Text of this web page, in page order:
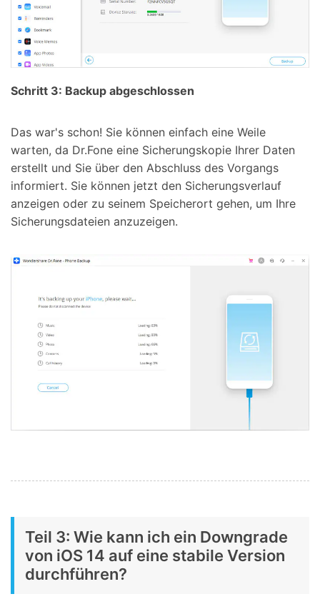
Schritt 3: Backup abgeschlossen
Das war's schon! Sie können einfach eine Weile
warten, da Dr.Fone eine Sicherungskopie Ihrer Daten
erstellt und Sie über den Abschluss des Vorgangs
informiert. Sie können jetzt den Sicherungsverlauf
anzeigen oder zu seinem Speicherort gehen, um Ihre
Sicherungsdateien anzuzeigen.
Teil 3: Wie kann ich ein Downgrade
von iOS 14 auf eine stabile Version
durchführen?